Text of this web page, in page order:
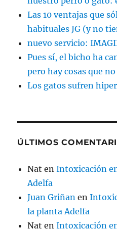
Las 10 ventajas que
habituales JG (y no
nuevo servicio:
Pues sí, el bicho ha
pero hay cosas que
Los gatos sufren
ÚLTIMOS
Nat enIntoxicación
Adelfa
Juan Griñan en
la planta Adelfa
Nat enIntoxicación